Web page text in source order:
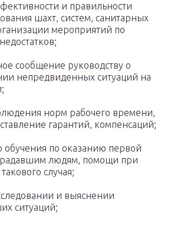
и правильности
шахт, систем, санитарных
мероприятий по
сообщение руководству о
непредвиденных ситуаций на
норм рабочего времени,
гарантий, компенсаций;
обучения по оказанию первой
людям, помощи при
случая;
и выяснении
ситуаций;